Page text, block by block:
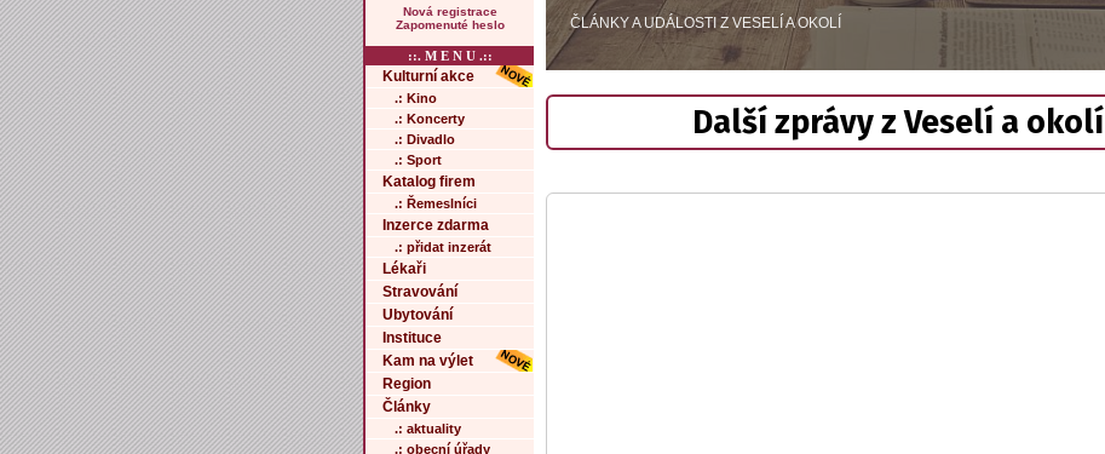
Nová registrace
Zapomenuté heslo
::. M E N U .::
Kulturní akce
.: Kino
.: Koncerty
.: Divadlo
.: Sport
Katalog firem
.: Řemeslníci
Inzerce zdarma
.: přidat inzerát
Lékaři
Stravování
Ubytování
Instituce
Kam na výlet
Region
Články
.: aktuality
.: obecní úřady
ČLÁNKY A UDÁLOSTI Z VESELÍ A OKOLÍ
Další zprávy z Veselí a okolí